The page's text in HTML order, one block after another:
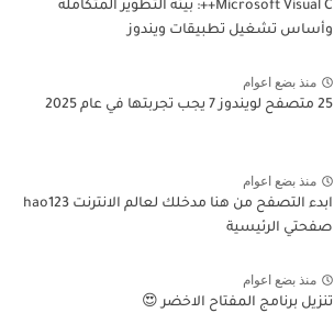
Microsoft Visual C++: بيئة التطوير المتكاملة
وأساس تشغيل تطبيقات ويندوز
منذ بضع اعوام
25 متصفح لويندوز 7 يجب تجربتها في عام 2025
منذ بضع اعوام
ابدء التصفح من هنا مدخلك لعالم الانترنت hao123
صفحتي الرئيسية
منذ بضع اعوام
تنزيل برنامج المفتاح الاخضر 😍